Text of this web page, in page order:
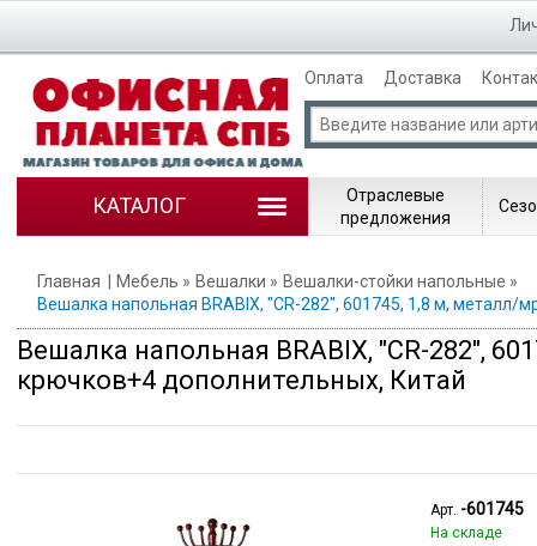
Оплата Доставка
КАТАЛОГ
Отраслевые
предложения
Главная Мебель Вешалки
Вешалки-стойки напольные
Вешалка напольная BRABIX, "CR-282", 601745, 1,8 м,
Вешалка напольная BRABIX, "CR-282",
крючков+4 дополнительных, Китай
Арт. -601745
На складе